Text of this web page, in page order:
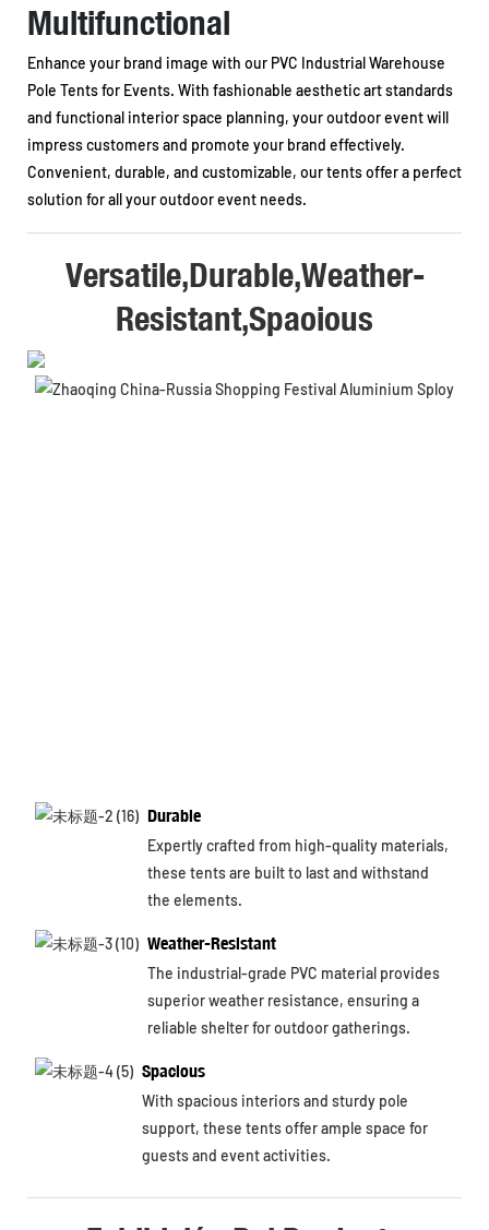
Multifunctional
Enhance your brand image with our PVC Industrial Warehouse
Pole Tents for Events. With fashionable aesthetic art standards
and functional interior space planning, your outdoor event will
impress customers and promote your brand effectively.
Convenient, durable, and customizable, our tents offer a perfect
solution for all your outdoor event needs.
Versatile,Durable,Weather-
Resistant,Spaoious
Durable
Expertly crafted from high-quality materials,
these tents are built to last and withstand
the elements.
Weather-Resistant
The industrial-grade PVC material provides
superior weather resistance, ensuring a
reliable shelter for outdoor gatherings.
Spacious
With spacious interiors and sturdy pole
support, these tents offer ample space for
guests and event activities.